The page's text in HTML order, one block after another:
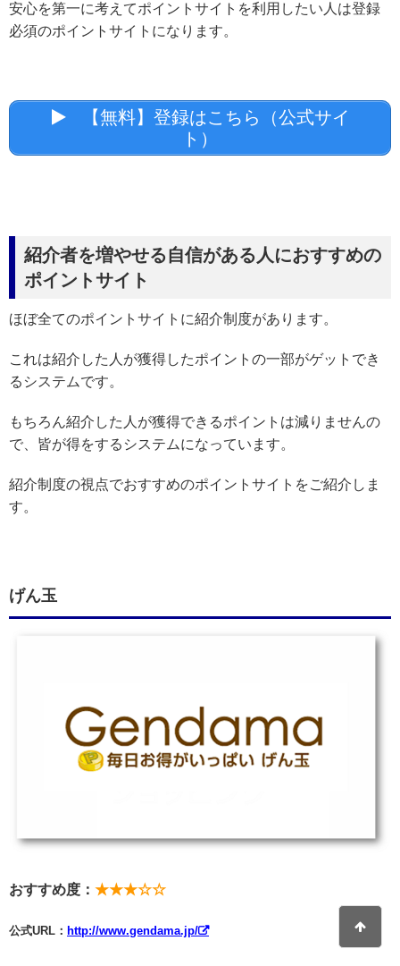
安心を第一に考えてポイントサイトを利用したい人は登録
必須のポイントサイトになります。
【無料】登録はこちら（公式サイ
ト）
紹介者を増やせる自信がある人におすすめの
ポイントサイト
ほぼ全てのポイントサイトに紹介制度があります。
これは紹介した人が獲得したポイントの一部がゲットでき
るシステムです。
もちろん紹介した人が獲得できるポイントは減りませんの
で、皆が得をするシステムになっています。
紹介制度の視点でおすすめのポイントサイトをご紹介しま
す。
げん玉
おすすめ度： ★★★☆☆
公式URL： http://www.gendama.jp/